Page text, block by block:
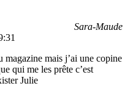
Sara-Maude
magazine mais j’ai une copine
qui me les prête c’est
Julie